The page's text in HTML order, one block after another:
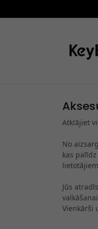
Atklājiet
No
kas
Jūs
Vienkārši